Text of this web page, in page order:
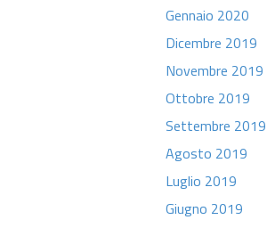
Gennaio 2020
Dicembre 2019
Novembre 2019
Ottobre 2019
Settembre 2019
Agosto 2019
Luglio 2019
Giugno 2019